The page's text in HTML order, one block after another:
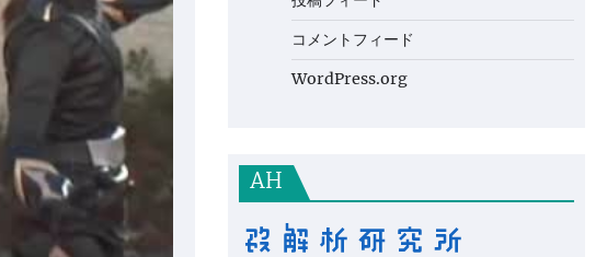
コメントフィード
WordPress.org
AH